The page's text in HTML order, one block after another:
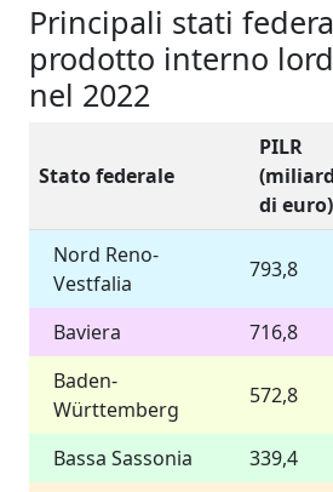
Principali stati
prodotto interno
nel 2022
Stato federale
PILR
di euro)
Nord Reno-
Vestfalia
793,8
Baviera 716,8
Baden-
Württemberg
572,8
Bassa Sassonia 339,4